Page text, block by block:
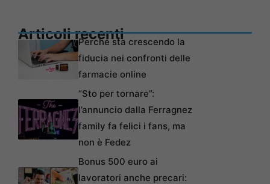
Articoli recentiPerché sta crescendo la
fiducia nei confronti delle
farmacie online
“Sto per tornare”:
l’annuncio dalla Ferragnez
family fa felici i fans, ma
non è Fedez
Bonus 500 euro ai
lavoratori anche precari: